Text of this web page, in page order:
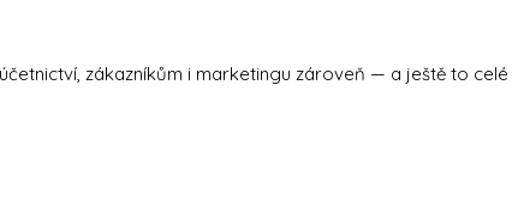
zákazníkům i marketingu zároveň — a ještě to